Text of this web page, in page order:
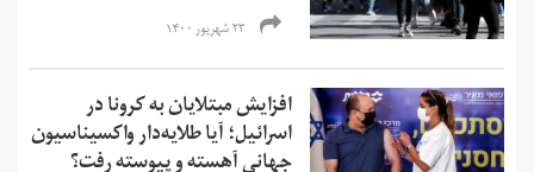
۲۳ شهریور ۱۴۰۰
افزایش مبتلایان به کرونا در
اسرائیل؛ آیا طلایه‌دار واکسیناسیون